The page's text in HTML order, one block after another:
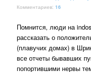
Комментариев:16
Помнится, люди на
рассказать о
(плавучих домах) в
все отчеты бывaвших
попортившими нервы